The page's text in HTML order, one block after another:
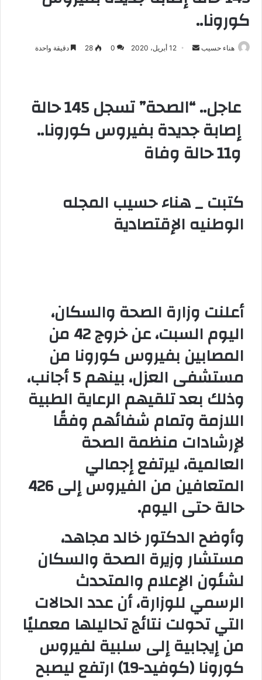
كورونا..
هناء حسيب
ب
ي
د
ا
ك
ر
12 أبريل، 2020 0
28 دقيقة واحدة
عاجل.. “الصحة” تسجل 145 حالة
إصابة جديدة بفيروس كورونا..
و11 حالة وفاة
كتبت _ هناء حسيب المجله
الوطنيه الإقتصادية
أعلنت وزارة الصحة والسكان،
اليوم السبت، عن خروج 42 من
المصابين بفيروس كورونا من
مستشفى العزل، بينهم 5 أجانب،
وذلك بعد تلقيهم الرعاية الطبية
اللازمة وتمام شفائهم وفقًا
لإرشادات منظمة الصحة
العالمية، ليرتفع إجمالي
المتعافين من الفيروس إلى 426
حالة حتى اليوم.
وأوضح الدكتور خالد مجاهد،
مستشار وزيرة الصحة والسكان
لشئون الإعلام والمتحدث
الرسمي للوزارة، أن عدد الحالات
التي تحولت نتائج تحاليلها معمليًا
من إيجابية إلى سلبية لفيروس
كورونا (كوفيد-19) ارتفع ليصبح